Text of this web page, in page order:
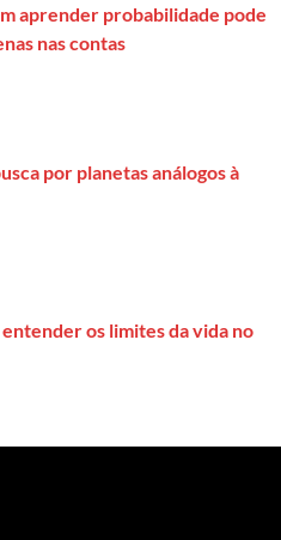
aprender probabilidade pode
nas contas
por planetas análogos à
os limites da vida no